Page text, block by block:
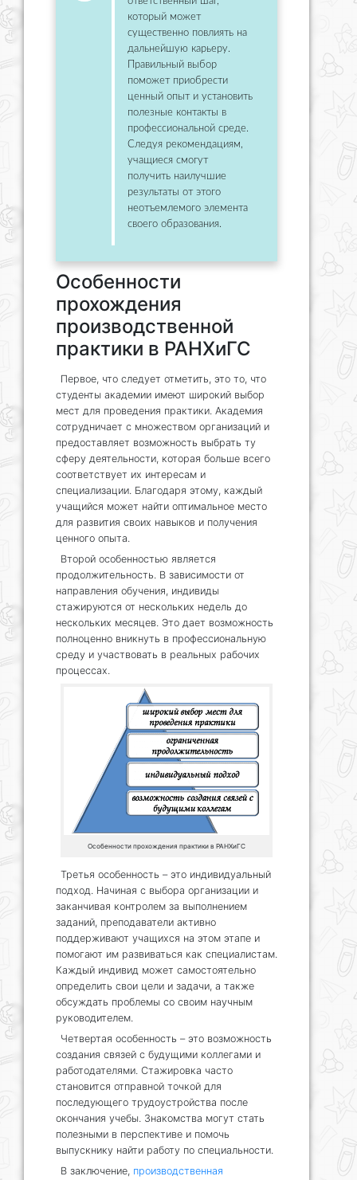
который может
существенно повлиять на
дальнейшую карьеру.
Правильный выбор
поможет приобрести
ценный опыт и установить
полезные контакты в
профессиональной среде.
Следуя рекомендациям,
учащиеся смогут
получить наилучшие
результаты от этого
неотъемлемого элемента
своего образования.
Особенности
прохождения
производственной
практики в РАНХиГС
Первое, что следует отметить, это то, что
студенты академии имеют широкий выбор
мест для проведения практики. Академия
сотрудничает с множеством организаций и
предоставляет возможность выбрать ту
сферу деятельности, которая больше всего
соответствует их интересам и
специализации. Благодаря этому, каждый
учащийся может найти оптимальное место
для развития своих навыков и получения
ценного опыта.
Второй особенностью является
продолжительность. В зависимости от
направления обучения, индивиды
стажируются от нескольких недель до
нескольких месяцев. Это дает возможность
полноценно вникнуть в профессиональную
среду и участвовать в реальных рабочих
процессах.
Особенности прохождения практики в РАНХиГС
Третья особенность – это индивидуальный
подход. Начиная с выбора организации и
заканчивая контролем за выполнением
заданий, преподаватели активно
поддерживают учащихся на этом этапе и
помогают им развиваться как специалистам.
Каждый индивид может самостоятельно
определить свои цели и задачи, а также
обсуждать проблемы со своим научным
руководителем.
Четвертая особенность – это возможность
создания связей с будущими коллегами и
работодателями. Стажировка часто
становится отправной точкой для
последующего трудоустройства после
окончания учебы. Знакомства могут стать
полезными в перспективе и помочь
выпускнику найти работу по специальности.
В заключение, производственная